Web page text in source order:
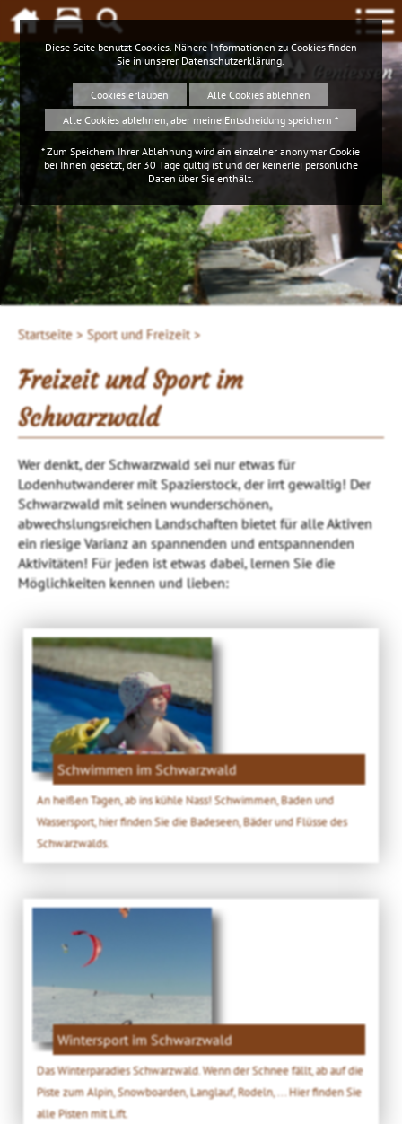
Schwarzwald Geniessen
Startseite > Sport und Freizeit >
Freizeit und Sport im
Schwarzwald
Wer denkt, der Schwarzwald sei nur etwas für
Lodenhutwanderer mit Spazierstock, der irrt gewaltig! Der
Schwarzwald mit seinen wunderschönen,
abwechslungsreichen Landschaften bietet für alle Aktiven
ein riesige Varianz an spannenden und entspannenden
Aktivitäten! Für jeden ist etwas dabei, lernen Sie die
Möglichkeiten kennen und lieben:
Schwimmen im Schwarzwald
An heißen Tagen, ab ins kühle Nass! Schwimmen, Baden und
Wassersport, hier finden Sie die Badeseen, Bäder und Flüsse des
Schwarzwalds.
Wintersport im Schwarzwald
Das Winterparadies Schwarzwald. Wenn der Schnee fällt, ab auf die
Piste zum Alpin, Snowboarden, Langlauf, Rodeln, ... Hier finden Sie
alle Pisten mit Lift.
Diese Seite benutzt Cookies. Nähere Informationen zu Cookies finden
Sie in unserer Datenschutzerklärung.
Cookies erlauben
Alle Cookies ablehnen
Alle Cookies ablehnen, aber meine Entscheidung speichern *
* Zum Speichern Ihrer Ablehnung wird ein einzelner anonymer Cookie
bei Ihnen gesetzt, der 30 Tage gültig ist und der keinerlei persönliche
Daten über Sie enthält.